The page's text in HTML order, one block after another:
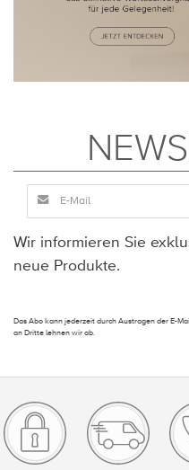
Wir informieren Sie
neue Produkte.
Das Abo kann jederzeit durch Austragen der E-
an Dritte lehnen wir ab.